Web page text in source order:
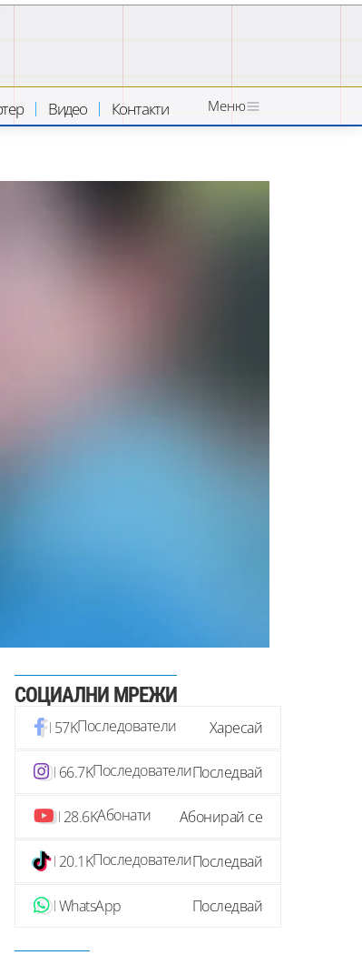
Видео Контакти Меню
СОЦИАЛНИ МРЕЖИ
57KПоследователи Харесай
66.7KПоследователиПоследвай
28.6KАбонати Абонирай се
20.1KПоследователиПоследвай
WhatsApp Последвай